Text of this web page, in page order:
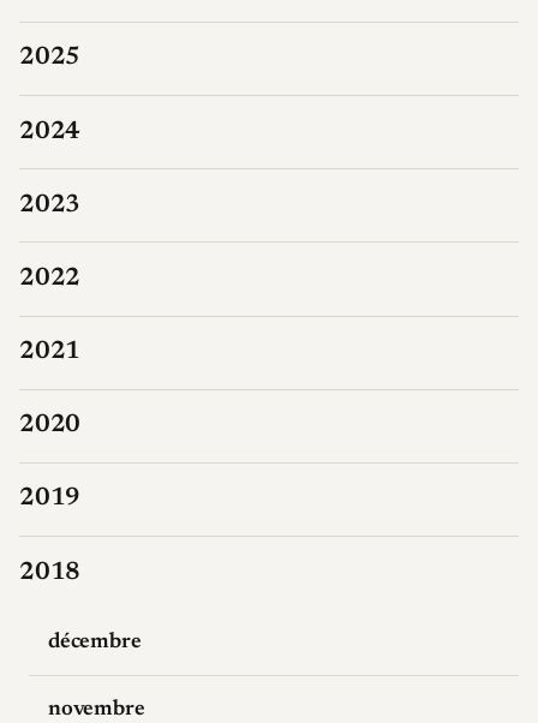
2025
2024
2023
2022
2021
2020
2019
2018
décembre
novembre